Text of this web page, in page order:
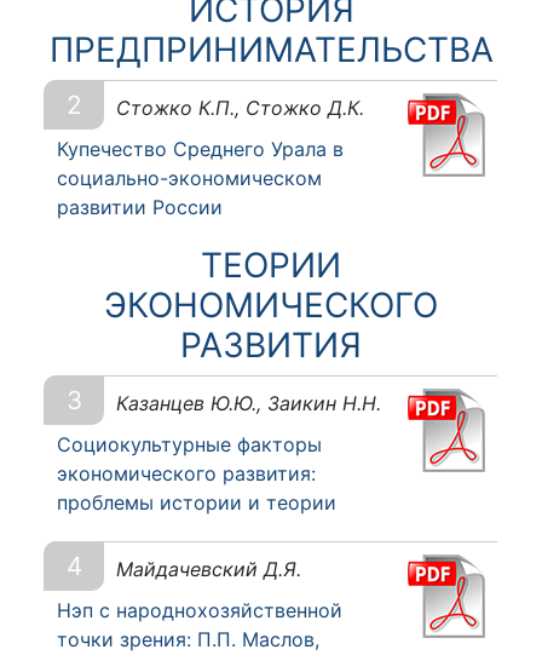
ИСТОРИЯ
ПРЕДПРИНИМАТЕЛЬСТВА
2
Стожко К.П., Стожко Д.К.
Купечество Среднего Урала в
социально-экономическом
развитии России
ТЕОРИИ
ЭКОНОМИЧЕСКОГО
РАЗВИТИЯ
3
Казанцев Ю.Ю., Заикин Н.Н.
Социокультурные факторы
экономического развития:
проблемы истории и теории
4
Майдачевский Д.Я.
Нэп с народнохозяйственной
точки зрения: П.П. Маслов,